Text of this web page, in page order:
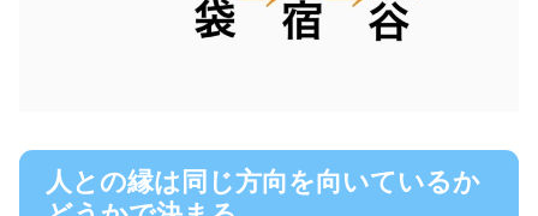
人との縁は同じ方向を向いているか